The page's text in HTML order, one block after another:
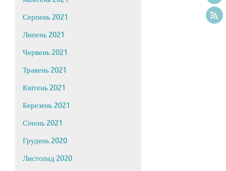
Серпень 2021
Липень 2021
Червень 2021
Травень 2021
Квітень 2021
Березень 2021
Січень 2021
Грудень 2020
Листопад 2020